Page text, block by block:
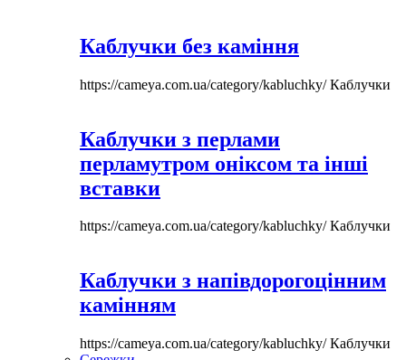
Каблучки без каміння
https://cameya.com.ua/category/kabluchky/Каблучки
Каблучки з перлами
перламутром оніксом та інші
вставки
https://cameya.com.ua/category/kabluchky/Каблучки
Каблучки з напівдорогоцінним
камінням
https://cameya.com.ua/category/kabluchky/Каблучки